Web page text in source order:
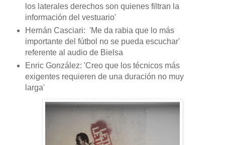
los laterales derechos son quienes filtran la
información del vestuario'
Hernán Casciari: 'Me da rabia que lo más
importante del fútbol no se pueda escuchar'
referente al audio de Bielsa
Enric González: 'Creo que los técnicos más
exigentes requieren de una duración no muy
larga'